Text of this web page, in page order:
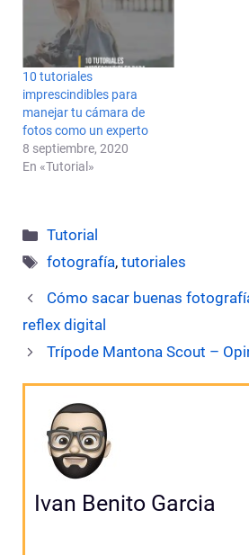
10 tutoriales
imprescindibles para
manejar tu cámara de
fotos como un experto
8 septiembre, 2020
En «Tutorial»
Categorías
Tutorial
Etiquetas
fotografía,tutoriales
Cómo sacar buenas
reflex digital
Trípode Mantona Scout –
Ivan Benito Garcia